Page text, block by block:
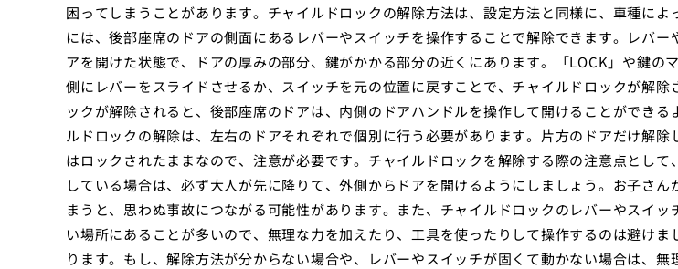
困ってしまうことがあります。チャイルドロックの解除方法は、設定方法と同様に、車種によ
には、後部座席のドアの側面にあるレバーやスイッチを操作することで解除できます。レバー
アを開けた状態で、ドアの厚みの部分、鍵がかかる部分の近くにあります。「LOCK」や鍵の
側にレバーをスライドさせるか、スイッチを元の位置に戻すことで、チャイルドロックが解除
ックが解除されると、後部座席のドアは、内側のドアハンドルを操作して開けることができる
ルドロックの解除は、左右のドアそれぞれで個別に行う必要があります。片方のドアだけ解除
はロックされたままなので、注意が必要です。チャイルドロックを解除する際の注意点として
している場合は、必ず大人が先に降りて、外側からドアを開けるようにしましょう。お子さん
まうと、思わぬ事故につながる可能性があります。また、チャイルドロックのレバーやスイッ
い場所にあることが多いので、無理な力を加えたり、工具を使ったりして操作するのは避けま
ります。もし、解除方法が分からない場合や、レバーやスイッチが固くて動かない場合は、無